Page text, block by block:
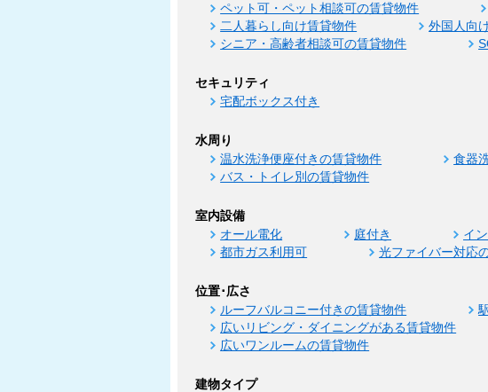
ペット可・ペット相談可の賃貸物件
二人暮らし向け賃貸物件
外国人向
シニア・高齢者相談可の賃貸物件
セキュリティ
宅配ボックス付き
水周り
温水洗浄便座付きの賃貸物件 食器
バス・トイレ別の賃貸物件
室内設備
オール電化 庭付き イ
都市ガス利用可
光ファイバー対応
位置･広さ
ルーフバルコニー付きの賃貸物件
広いリビング・ダイニングがある賃貸物件
広いワンルームの賃貸物件
建物タイプ